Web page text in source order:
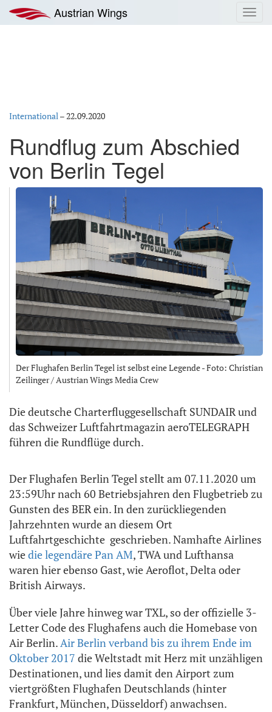
Inhalt
springen
Austrian Wings
International–22.09.2020
Rundflug zum Abschied
von Berlin Tegel
Der Flughafen Berlin Tegel ist selbst eine Legende - Foto: Christian
Zeilinger / Austrian Wings Media Crew
Die deutsche Charterfluggesellschaft SUNDAIR und
das Schweizer Luftfahrtmagazin aeroTELEGRAPH
führen die Rundflüge durch.
Der Flughafen Berlin Tegel stellt am 07.11.2020 um
23:59Uhr nach 60 Betriebsjahren den Flugbetrieb zu
Gunsten des BER ein. In den zurückliegenden
Jahrzehnten wurde an diesem Ort
Luftfahrtgeschichte geschrieben. Namhafte Airlines
wiedie legendäre Pan AM, TWA und Lufthansa
waren hier ebenso Gast, wie Aeroflot, Delta oder
British Airways.
Über viele Jahre hinweg war TXL, so der offizielle 3-
Letter Code des Flughafens auch die Homebase von
Air Berlin.Air Berlin verband bis zu ihrem Ende im
Oktober 2017 die Weltstadt mit Herz mit unzähligen
Destinationen, und lies damit den Airport zum
viertgrößten Flughafen Deutschlands (hinter
Frankfurt, München, Düsseldorf) anwachsen.